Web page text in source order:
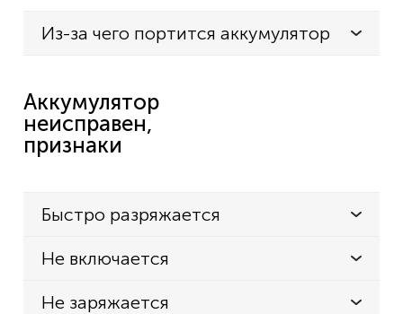
Из-за чего портится аккумулятор
Аккумулятор
неисправен,
признаки
Быстро разряжается
Не включается
Не заряжается